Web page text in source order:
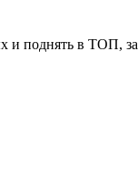
и поднять в ТОП,